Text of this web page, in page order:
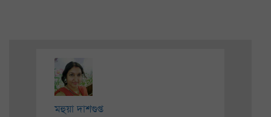
মহুয়া দাশগুপ্ত